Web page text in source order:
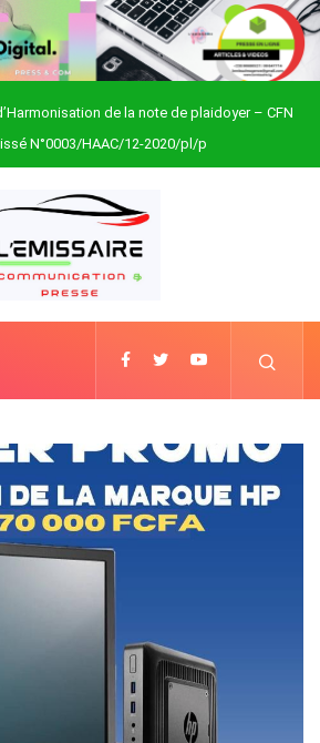
de la note de plaidoyer – CFN
Togo
N°0003/HAAC/12-2020/pl/p